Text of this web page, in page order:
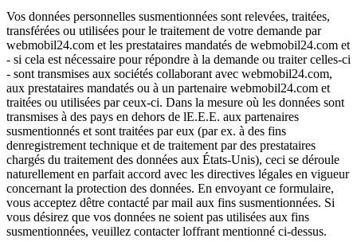
Vos données personnelles susmentionnées sont relevées, traitées,
transférées ou utilisées pour le traitement de votre demande par
webmobil24.com et les prestataires mandatés de webmobil24.com et
- si cela est nécessaire pour répondre à la demande ou traiter celles-ci
- sont transmises aux sociétés collaborant avec webmobil24.com,
aux prestataires mandatés ou à un partenaire webmobil24.com et
traitées ou utilisées par ceux-ci. Dans la mesure où les données sont
transmises à des pays en dehors de lE.E.E. aux partenaires
susmentionnés et sont traitées par eux (par ex. à des fins
denregistrement technique et de traitement par des prestataires
chargés du traitement des données aux États-Unis), ceci se déroule
naturellement en parfait accord avec les directives légales en vigueur
concernant la protection des données. En envoyant ce formulaire,
vous acceptez dêtre contacté par mail aux fins susmentionnées. Si
vous désirez que vos données ne soient pas utilisées aux fins
susmentionnées, veuillez contacter loffrant mentionné ci-dessus.